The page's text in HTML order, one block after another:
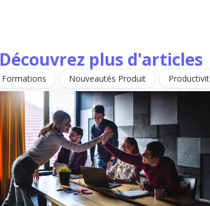
Découvrez plus d'articles
Formations Nouveautés Produit